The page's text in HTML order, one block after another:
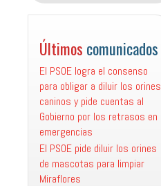
Últimos comunicados
El PSOE logra el consenso
para obligar a diluir los orines
caninos y pide cuentas al
Gobierno por los retrasos en
emergencias
El PSOE pide diluir los orines
de mascotas para limpiar
Miraflores